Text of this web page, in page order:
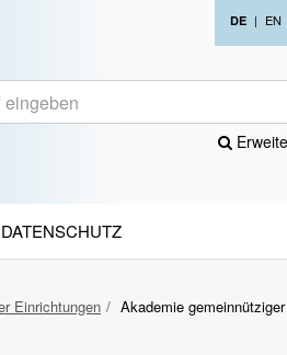
DE | EN
DATENSCHUTZ
Einrichtungen Akademie